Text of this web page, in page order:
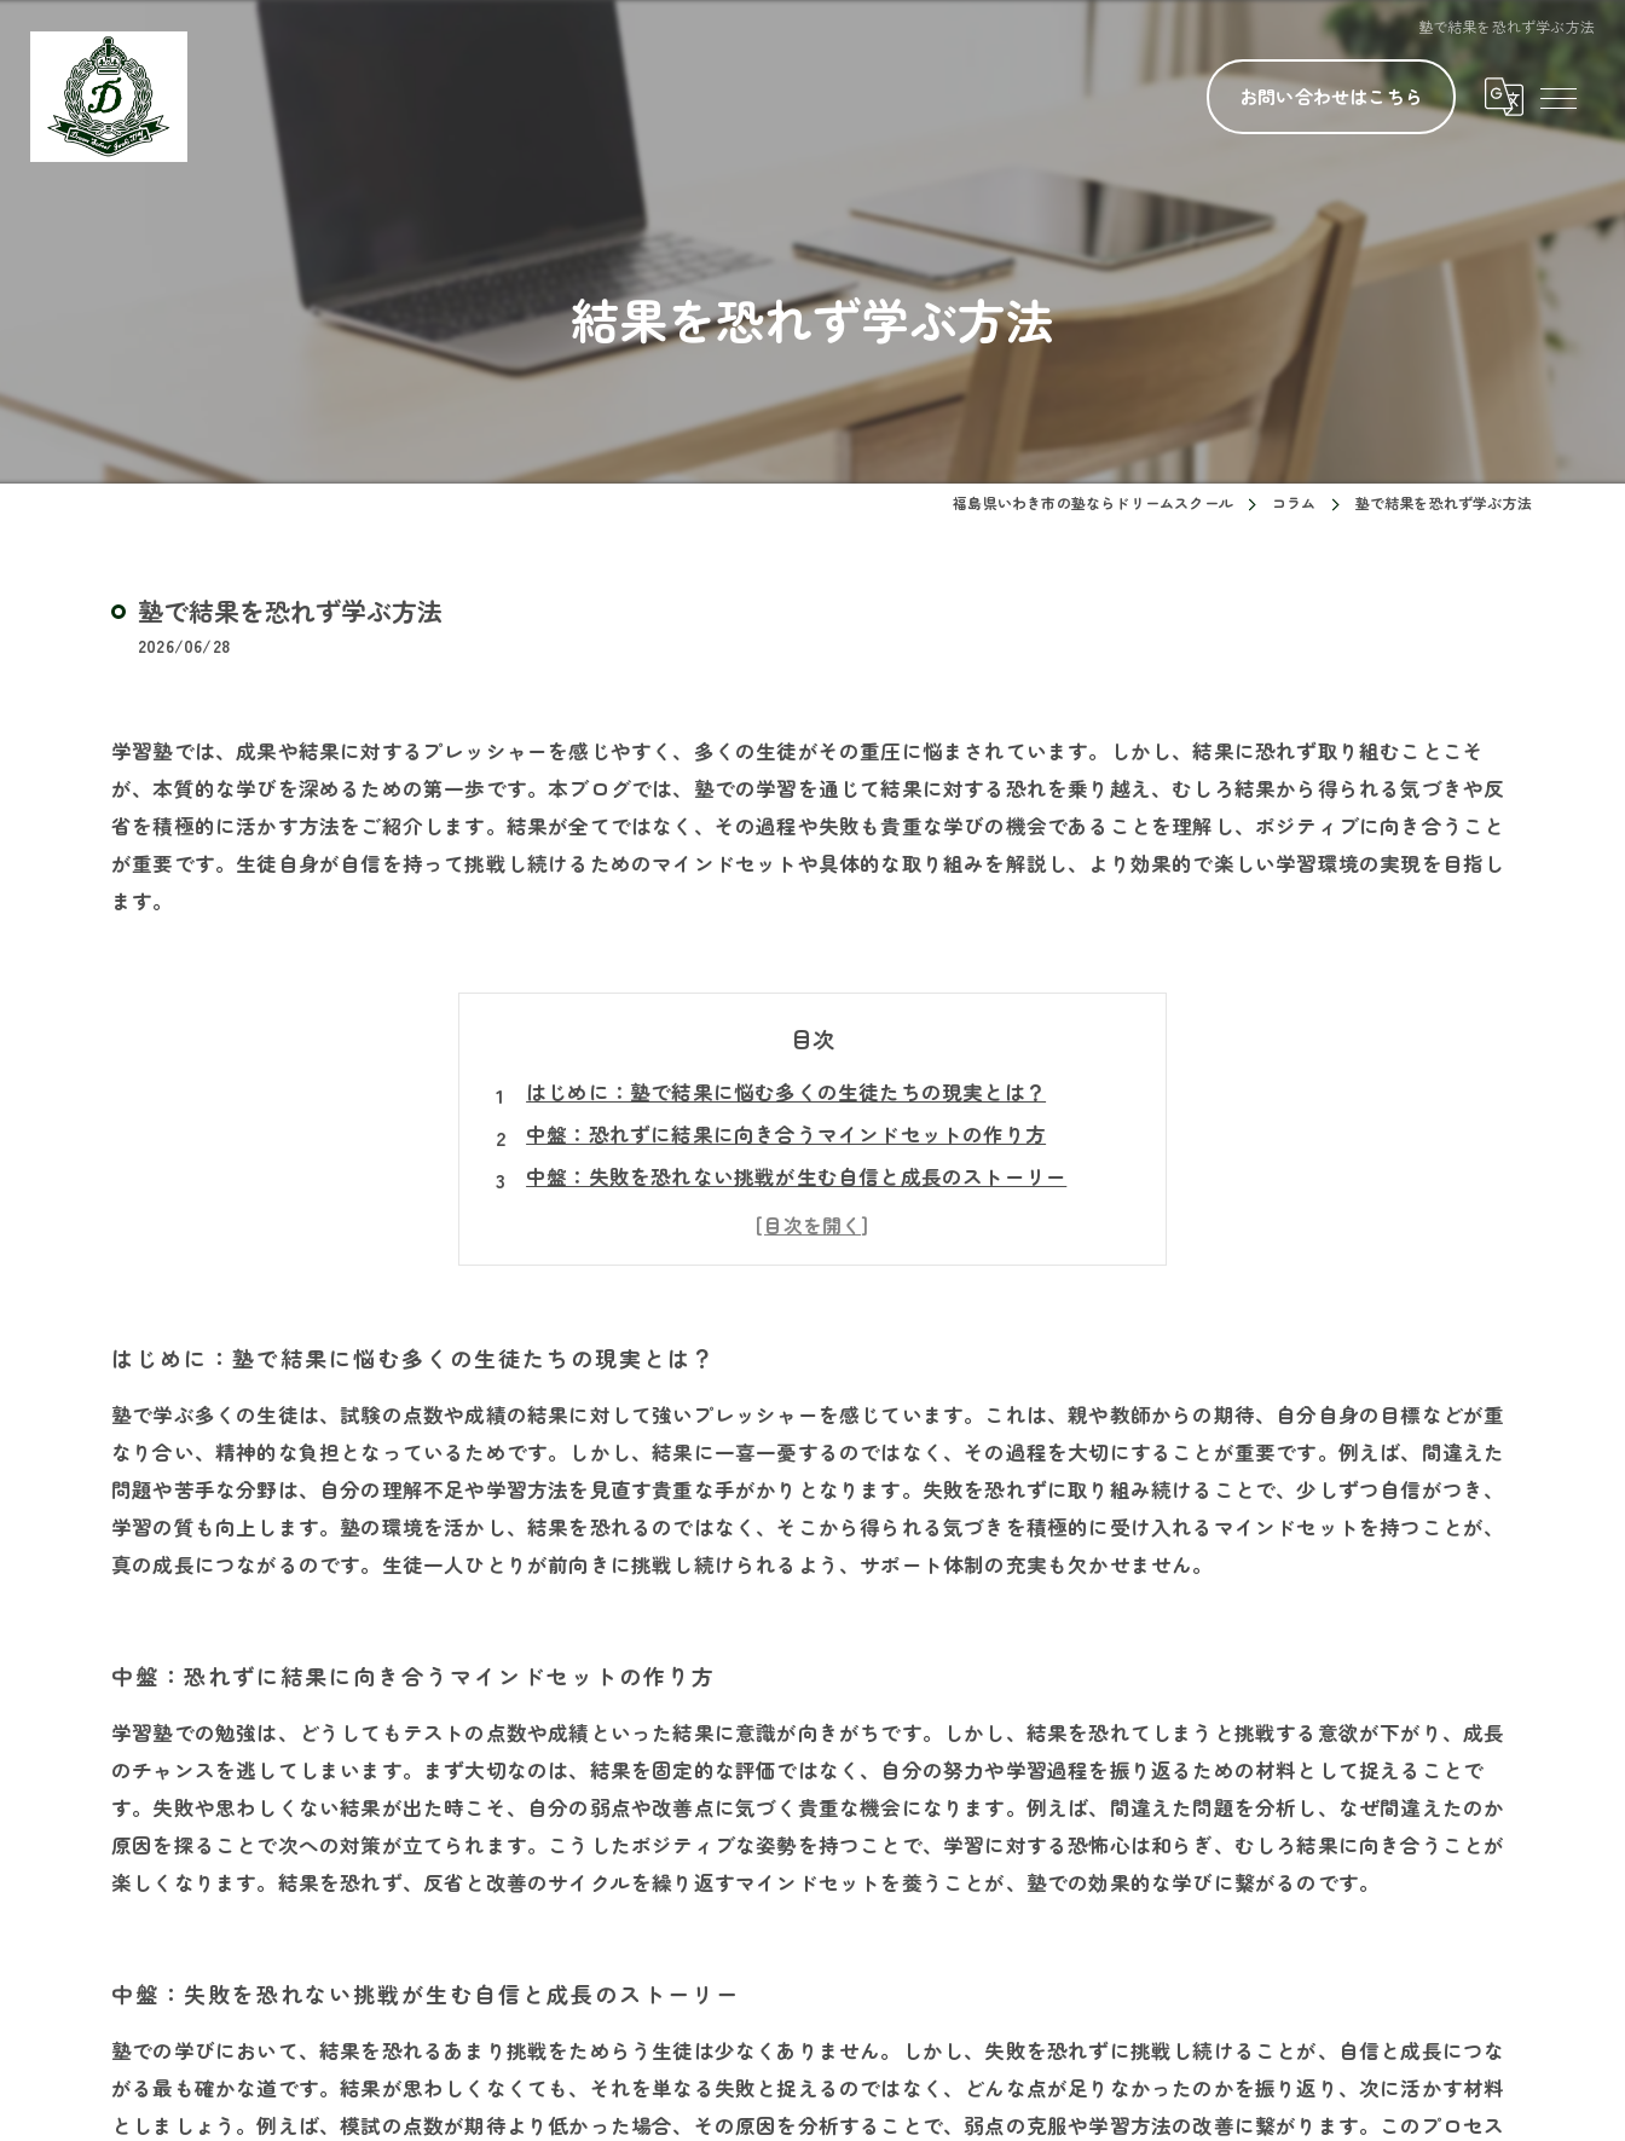
塾で結果を恐れず学ぶ方法
お問い合わせはこちら
結果を恐れず学ぶ方法
福島県いわき市の塾ならドリームスクール コラム 塾で結果を恐れず学ぶ方法
塾で結果を恐れず学ぶ方法
2026/06/28
学習塾では、成果や結果に対するプレッシャーを感じやすく、多くの生徒がその重圧に悩まされています。しかし、結果に恐れず取り組むことこそ
が、本質的な学びを深めるための第一歩です。本ブログでは、塾での学習を通じて結果に対する恐れを乗り越え、むしろ結果から得られる気づきや反
省を積極的に活かす方法をご紹介します。結果が全てではなく、その過程や失敗も貴重な学びの機会であることを理解し、ポジティブに向き合うこと
が重要です。生徒自身が自信を持って挑戦し続けるためのマインドセットや具体的な取り組みを解説し、より効果的で楽しい学習環境の実現を目指し
ます。
目次
はじめに：塾で結果に悩む多くの生徒たちの現実とは？
中盤：恐れずに結果に向き合うマインドセットの作り方
中盤：失敗を恐れない挑戦が生む自信と成長のストーリー
まとめ：結果に囚われず本質的な学びを深めるために大切なこと
実践編：塾で楽しみながら結果と向き合う学習環境の作り方
はじめに：塾で結果に悩む多くの生徒たちの現実とは？
塾で学ぶ多くの生徒は、試験の点数や成績の結果に対して強いプレッシャーを感じています。これは、親や教師からの期待、自分自身の目標などが重
なり合い、精神的な負担となっているためです。しかし、結果に一喜一憂するのではなく、その過程を大切にすることが重要です。例えば、間違えた
問題や苦手な分野は、自分の理解不足や学習方法を見直す貴重な手がかりとなります。失敗を恐れずに取り組み続けることで、少しずつ自信がつき、
学習の質も向上します。塾の環境を活かし、結果を恐れるのではなく、そこから得られる気づきを積極的に受け入れるマインドセットを持つことが、
真の成長につながるのです。生徒一人ひとりが前向きに挑戦し続けられるよう、サポート体制の充実も欠かせません。
中盤：恐れずに結果に向き合うマインドセットの作り方
学習塾での勉強は、どうしてもテストの点数や成績といった結果に意識が向きがちです。しかし、結果を恐れてしまうと挑戦する意欲が下がり、成長
のチャンスを逃してしまいます。まず大切なのは、結果を固定的な評価ではなく、自分の努力や学習過程を振り返るための材料として捉えることで
す。失敗や思わしくない結果が出た時こそ、自分の弱点や改善点に気づく貴重な機会になります。例えば、間違えた問題を分析し、なぜ間違えたのか
原因を探ることで次への対策が立てられます。こうしたポジティブな姿勢を持つことで、学習に対する恐怖心は和らぎ、むしろ結果に向き合うことが
楽しくなります。結果を恐れず、反省と改善のサイクルを繰り返すマインドセットを養うことが、塾での効果的な学びに繋がるのです。
中盤：失敗を恐れない挑戦が生む自信と成長のストーリー
塾での学びにおいて、結果を恐れるあまり挑戦をためらう生徒は少なくありません。しかし、失敗を恐れずに挑戦し続けることが、自信と成長につな
がる最も確かな道です。結果が思わしくなくても、それを単なる失敗と捉えるのではなく、どんな点が足りなかったのかを振り返り、次に活かす材料
としましょう。例えば、模試の点数が期待より低かった場合、その原因を分析することで、弱点の克服や学習方法の改善に繋がります。このプロセス